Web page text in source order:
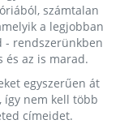
számtalan
a legjobban
- rendszerünkben
és az is marad.
egyszerűen át
így nem kell több
címeidet.